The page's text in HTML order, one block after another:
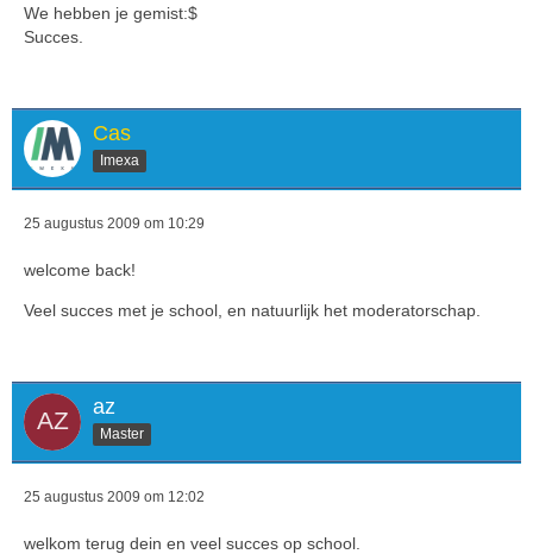
We hebben je gemist:$
Succes.
Cas
Imexa
25 augustus 2009 om 10:29
welcome back!
Veel succes met je school, en natuurlijk het moderatorschap.
az
Master
25 augustus 2009 om 12:02
welkom terug dein en veel succes op school.